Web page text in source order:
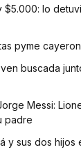
$5.000: lo
pyme
buscada
Messi:
padre
y sus dos hijos